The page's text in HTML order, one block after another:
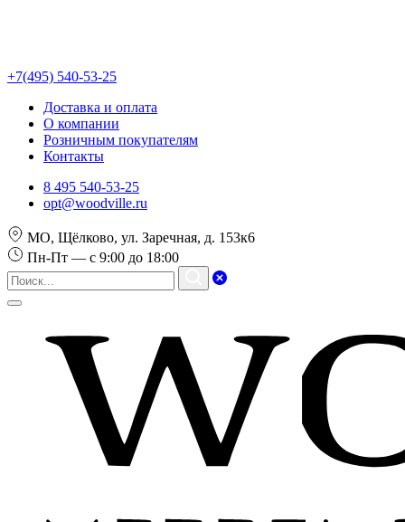
+7(495) 540-53-25
Доставка и оплата
О компании
Розничным покупателям
Контакты
8 495 540-53-25
opt@woodville.ru
МО, Щёлково, ул. Заречная, д. 153к6
Пн-Пт — с 9:00 до 18:00